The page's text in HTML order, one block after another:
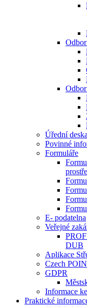
Úřední deska
Povinné
Formuláře
E- podatelna
Veřejné
DUB
Aplikace
Czech
GDPR
Informace
Praktické